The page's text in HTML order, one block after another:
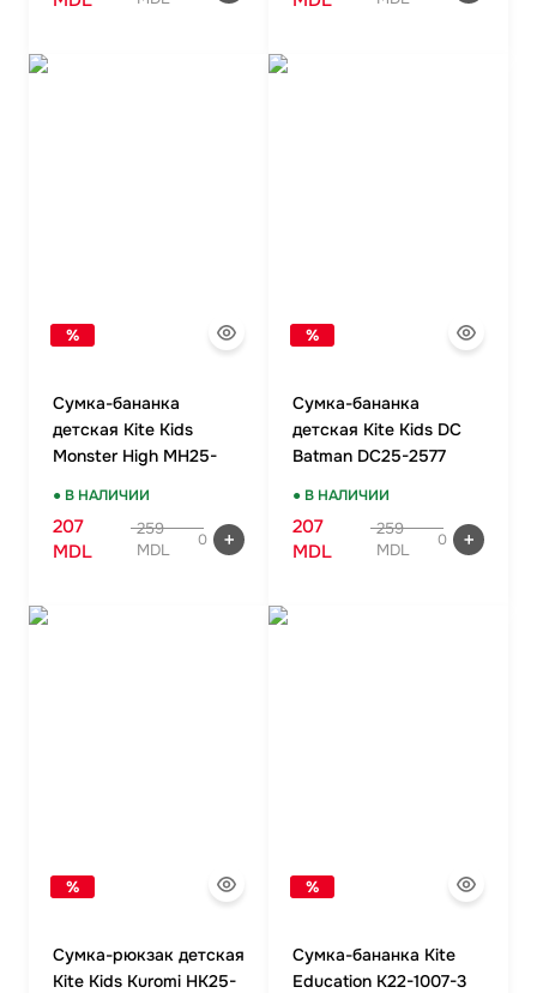
%
Сумка-бананка
детская Kite Kids
Monster High MH25-
● В НАЛИЧИИ
207
MDL
259
MDL
0
%
Сумка-бананка
детская Kite Kids DC
Batman DC25-2577
● В НАЛИЧИИ
207
MDL
259
MDL
0
%
Сумка-рюкзак детская
Kite Kids Kuromi HK25-
%
Сумка-бананка Kite
Education K22-1007-3